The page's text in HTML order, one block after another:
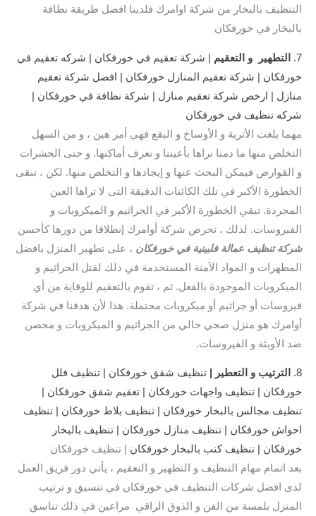
التنظيف بالبخار من شركة اوامرك فلدينا افضل طريقة نظافة
بالبخار في خورفكان
7. التطهير و التعقيم | شركة تعقيم في خورفكان | شركه تعقيم في
خورفكان | شركة تعقيم المنازل خورفكان | افضل شركة تعقيم
منازل | ارخص شركة تعقيم منازل | شركة نظافة في خورفكان |
شركه تنظيف في خورفكان
مهما بلغت الأتربة و الأوساخ و البقع فهي أمر هين ، و من السهل
التخلص منها ما دمنا نراها بأعيننا و نعرف أماكنها. و حتى الحشرات
و القوارض فيمكن البحث عنها و إيجادها و التخلص منها. لكن ، تبقى
الخطورة الأكبر في تلك الكائنات الدقيقة التى لا تراها العين
المجردة. تبقي الخطورة الأكبر في الجراثيم و الميكروبات و
الفيروسات. لذلك ، تحرص شركة أوامرك إنطلاقا من دورها كأحسن
شركة تنظيف عمالة فلبينية في خورفكان ، على تطهير المنزل بافضل
المطهرات و المواد الآمنة المستخدمة في ذلك لقتل الجراثيم و
الميكروبات الموجودة بالفعل. ثم ، تقوم بالتعقيم للوقاية من أي
فيروسات أو جراثيم أو ميكروبات محتملة. هذا لأن هدفنا في شركة
أوامرك هو منزل صحي خالي من الجراثيم و الميكروبات و محصن
ضد الأوبئة و الفيروسات.
8. الترتيب و التعطير |
تنظيف شقق خورفكان | تنظيف فلل
خورفكان | تنظيف واجهات خورفكان | تعقيم شقق خورفكان |
تنظيف مجالس بالبخار خورفكان | تنظيف بلاط خورفكان | تنظيف
احواش خورفكان | تنظيف منازل خورفكان | تنظيف بالبخار
خورفكان | تنظيف كنب بالبخار خورفكان | تنظيف خورفكان
بعد اتمام مهام التنظيف و التطهير و التعقيم ، يأتي دور فريق العمل
لدى افضل شركات التنظيف في خورفكان في تنسيق و ترتيب
المنزل بلمسة من الفن و الذوق الراقي مراعين في ذلك تناسق